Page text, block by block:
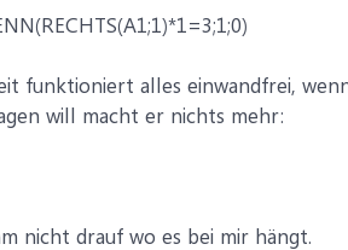
funktioniert alles einwandfrei,
will macht er nichts mehr:
nicht drauf wo es bei mir hängt.